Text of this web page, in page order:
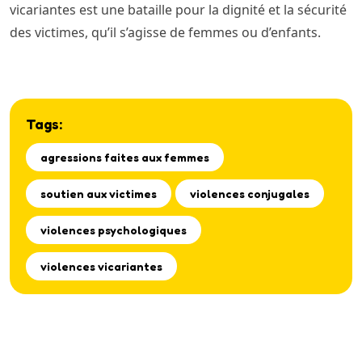
vicariantes est une bataille pour la dignité et la sécurité
des victimes, qu’il s’agisse de femmes ou d’enfants.
Tags:
agressions faites aux femmes
soutien aux victimes violences conjugales
violences psychologiques
violences vicariantes